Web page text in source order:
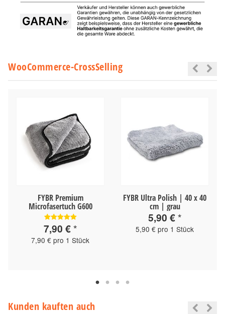
WooCommerce-CrossSelling
FYBR Premium
Microfasertuch G600
7,90 €*
7,90 € pro 1 Stück
FYBR Ultra Polish | 40 x 40
cm | grau
5,90 €*
5,90 € pro 1 Stück
Kunden kauften auch